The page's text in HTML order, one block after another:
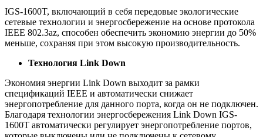
IGS-1600T, включающий в себя передовые экологические
сетевые технологии и энергосбережение на основе протокола
IEEE 802.3az, способен обеспечить экономию энергии до 50%
меньше, сохраняя при этом высокую производительность.
Технология Link Down
Экономия энергии Link Down выходит за рамки
спецификаций IEEE и автоматически снижает
энергопотребление для данного порта, когда он не подключен.
Благодаря технологии энергосбережения Link Down IGS-
1600T автоматически регулирует энергопотребление портов,